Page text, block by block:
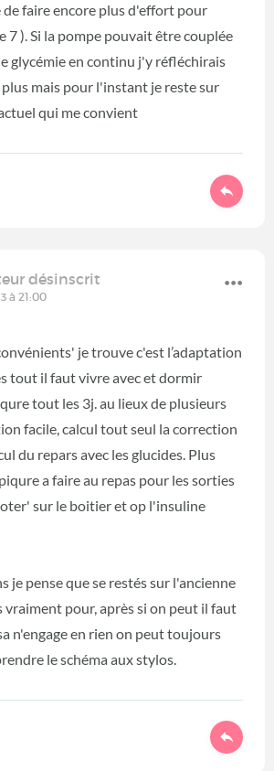
de faire encore plus d'effort pour
7 ). Si la pompe pouvait être couplée
glycémie en continu j'y réfléchirais
mais pour l'instant je reste sur
qui me convient
désinscrit
à 21:00
je trouve c'est l’adaptation
tout il faut vivre avec et dormir
tout les 3j. au lieux de plusieurs
facile, calcul tout seul la correction
du repars avec les glucides. Plus
a faire au repas pour les sorties
sur le boitier et op l'insuline
je pense que se restés sur l'ancienne
vraiment pour, après si on peut il faut
n'engage en rien on peut toujours
le schéma aux stylos.